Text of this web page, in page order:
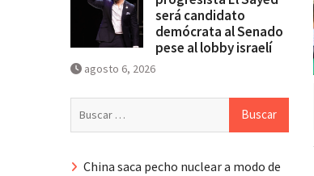
será candidato
demócrata al Senado
pese al lobby israelí
agosto 6, 2026
China saca pecho nuclear a modo de